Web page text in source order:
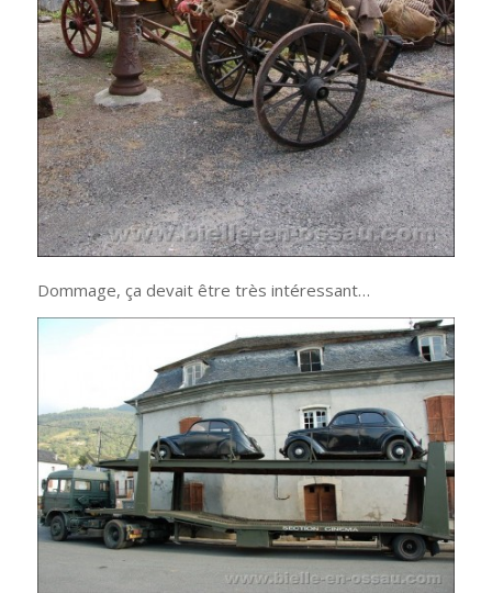
Dommage, ça devait être très intéressant…